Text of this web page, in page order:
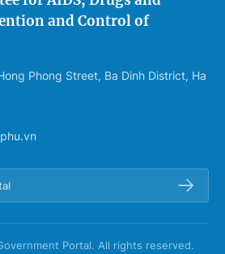
and Control of
Phong Street, Ba Dinh District, Ha
Portal. All rights reserved.